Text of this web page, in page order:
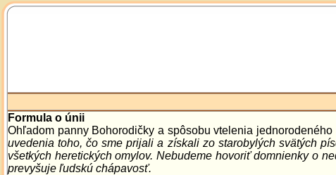
Formula o únii
Ohľadom panny Bohorodičky a spôsobu vtelenia
uvedenia toho, čo sme prijali a získali zo starobylých svätých
všetkých heretických omylov. Nebudeme hovoriť domnienky o
prevyšuje ľudskú chápavosť.